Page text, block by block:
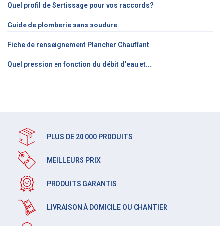
Quel profil de Sertissage pour vos raccords?
Guide de plomberie sans soudure
Fiche de renseignement Plancher Chauffant
Quel pression en fonction du débit d'eau et...
PLUS DE 20 000 PRODUITS
MEILLEURS PRIX
PRODUITS GARANTIS
LIVRAISON À DOMICILE OU CHANTIER